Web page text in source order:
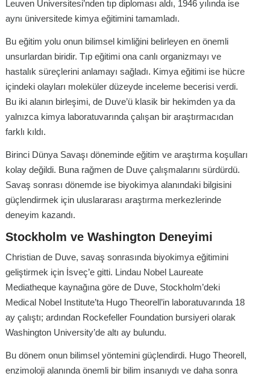
Leuven Üniversitesi’nden tıp diploması aldı, 1946 yılında ise
aynı üniversitede kimya eğitimini tamamladı.
Bu eğitim yolu onun bilimsel kimliğini belirleyen en önemli
unsurlardan biridir. Tıp eğitimi ona canlı organizmayı ve
hastalık süreçlerini anlamayı sağladı. Kimya eğitimi ise hücre
içindeki olayları moleküler düzeyde inceleme becerisi verdi.
Bu iki alanın birleşimi, de Duve’ü klasik bir hekimden ya da
yalnızca kimya laboratuvarında çalışan bir araştırmacıdan
farklı kıldı.
Birinci Dünya Savaşı döneminde eğitim ve araştırma koşulları
kolay değildi. Buna rağmen de Duve çalışmalarını sürdürdü.
Savaş sonrası dönemde ise biyokimya alanındaki bilgisini
güçlendirmek için uluslararası araştırma merkezlerinde
deneyim kazandı.
Stockholm ve Washington Deneyimi
Christian de Duve, savaş sonrasında biyokimya eğitimini
geliştirmek için İsveç’e gitti. Lindau Nobel Laureate
Mediatheque kaynağına göre de Duve, Stockholm’deki
Medical Nobel Institute’ta Hugo Theorell’in laboratuvarında 18
ay çalıştı; ardından Rockefeller Foundation bursiyeri olarak
Washington University’de altı ay bulundu.
Bu dönem onun bilimsel yöntemini güçlendirdi. Hugo Theorell,
enzimoloji alanında önemli bir bilim insanıydı ve daha sonra